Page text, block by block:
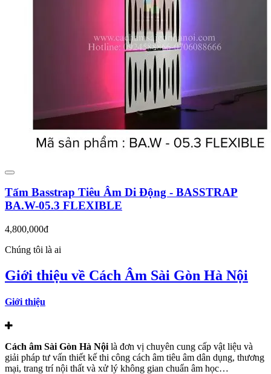
Tấm Basstrap Tiêu Âm Di Động - BASSTRAP
BA.W-05.3 FLEXIBLE
4,800,000đ
Chúng tôi là ai
Giới thiệu về Cách Âm Sài Gòn Hà Nội
Giới thiệu
Cách âm Sài Gòn Hà Nội là đơn vị chuyên cung cấp vật liệu và
giải pháp tư vấn thiết kế thi công cách âm tiêu âm dân dụng, thương
mại, trang trí nội thất và xử lý không gian chuẩn âm học…